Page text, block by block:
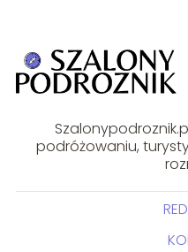
podróżowaniu,